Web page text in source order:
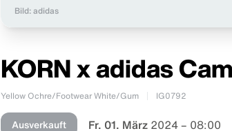
Bild: adidas
KORN x adidas
Yellow Ochre/Footwear White/Gum IG0792
Ausverkauft Fr. 01. März 2024 – 08:00